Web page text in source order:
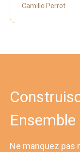
Camille Perrot
Ensemble
Ne manquez